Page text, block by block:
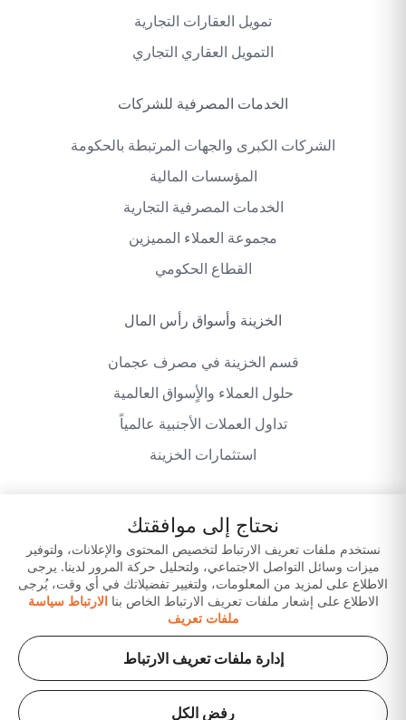
تمويل العقارات التجارية
التمويل العقاري التجاري
الخدمات المصرفية للشركات
الشركات الكبرى والجهات المرتبطة بالحكومة
المؤسسات المالية
الخدمات المصرفية التجارية
مجموعة العملاء المميزين
القطاع الحكومي
الخزينة وأسواق رأس المال
قسم الخزينة في مصرف عجمان
حلول العملاء والأٍسواق العالمية
تداول العملات الأجنبية عالمياً
استثمارات الخزينة
سياسة الخصوصية
شروط وأحكام الموقع
إخلاء المسؤولية
حمّل تطبيقاتنا
نحتاج إلى موافقتك
نستخدم ملفات تعريف الارتباط لتخصيص المحتوى والإعلانات، ولتوفير
ميزات وسائل التواصل الاجتماعي، ولتحليل حركة المرور لدينا. يرجى
الاطلاع على لمزيد من المعلومات، ولتغيير تفضيلاتك في أي وقت، يُرجى
الاطلاع على إشعار ملفات تعريف الارتباط الخاص بناالارتباط سياسة
ملفات تعريف
إدارة ملفات تعريف الارتباط
رفض الكل